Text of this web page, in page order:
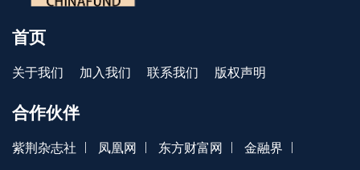
首页
关于我们 加入我们 联系我们 版权声明
合作伙伴
紫荆杂志社 | 凤凰网 | 东方财富网 | 金融界 |